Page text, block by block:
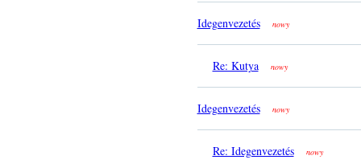
Idegenvezetés nowy
Re: Kutya nowy
Idegenvezetés nowy
Re: Idegenvezetés nowy